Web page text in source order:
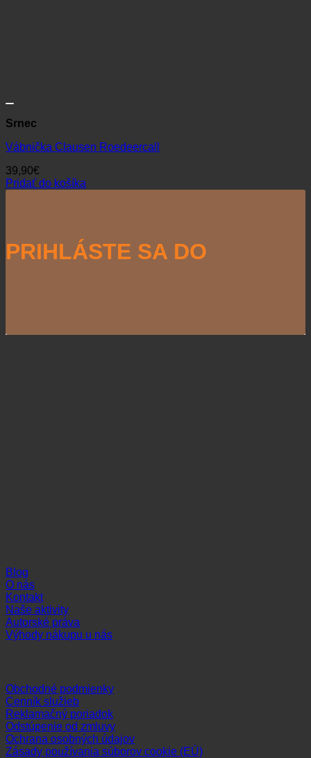
Srnec
Vábnička Clausen Roedeercall
39,90€
Pridať do košíka
PRIHLÁSTE SA DO
Blog
O nás
Kontakt
Naše aktivity
Autorské práva
Výhody nákupu u nás
Obchodné podmienky
Cenník služieb
Reklamačný poriadok
Odstúpenie od zmluvy
Ochrana osobných údajov
Zásady používania súborov cookie (EÚ)